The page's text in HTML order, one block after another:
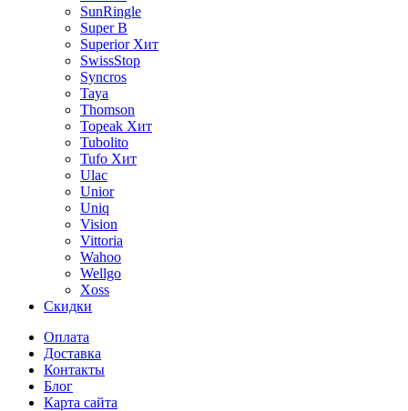
SunRingle
Super B
Superior Хит
SwissStop
Syncros
Taya
Thomson
Topeak Хит
Tubolito
Tufo Хит
Ulac
Unior
Uniq
Vision
Vittoria
Wahoo
Wellgo
Xoss
Скидки
Оплата
Доставка
Контакты
Блог
Карта сайта